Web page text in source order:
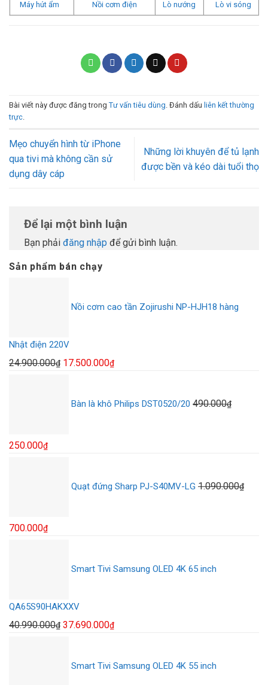
Sản phẩm bán chạy
Nồi cơm cao tần Zojirushi NP-HJH18 hàng
Nhật điện 220V
24.900.000₫ Giá
24.900.000₫.
17.500.000₫Giá
là:
Bàn là khô Philips DST0520/20 490.000₫
Giá
250.000₫Giá
Quạt đứng Sharp PJ-S40MV-LG 1.090.000₫
Giá
700.000₫Giá
Smart Tivi Samsung OLED 4K 65 inch
QA65S90HAKXXV
40.990.000₫ Giá
40.990.000₫.
37.690.000₫Giá
là:
Smart Tivi Samsung OLED 4K 55 inch
Máy hút ẩm Nồi cơm điện Lò nướng Lò vi sóng
Bài viết này được đăng trong Tư vấn tiêu dùng. Đánh dấu liên kết thường
trực.
Mẹo chuyển hình từ iPhone
qua tivi mà không cần sử
dụng dây cáp
Những lời khuyên để tủ lạnh
được bền và kéo dài tuổi thọ
Để lại một bình luận
Bạn phải đăng nhập để gửi bình luận.